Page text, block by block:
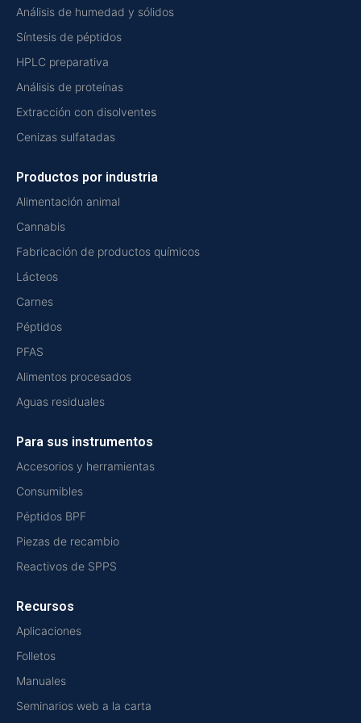
Análisis de humedad y sólidos
Síntesis de péptidos
HPLC preparativa
Análisis de proteínas
Extracción con disolventes
Cenizas sulfatadas
Productos por industria
Alimentación animal
Cannabis
Fabricación de productos químicos
Lácteos
Carnes
Péptidos
PFAS
Alimentos procesados
Aguas residuales
Para sus instrumentos
Accesorios y herramientas
Consumibles
Péptidos BPF
Piezas de recambio
Reactivos de SPPS
Recursos
Aplicaciones
Folletos
Manuales
Seminarios web a la carta